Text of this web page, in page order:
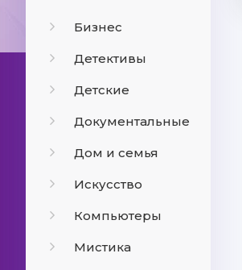
Бизнес
Детективы
Детские
Документальные
Дом и семья
Искусство
Компьютеры
Мистика